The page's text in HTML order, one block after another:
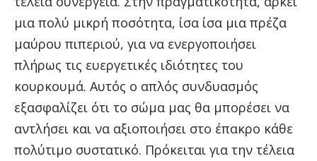
μια πολύ μικρή ποσότητα, ίσα ίσα μια πρέζα
μαύρου πιπεριού, για να ενεργοποιήσει
πλήρως τις ευεργετικές ιδιότητες του
κουρκουμά. Αυτός ο απλός συνδυασμός
εξασφαλίζει ότι το σώμα μας θα μπορέσει να
αντλήσει και να αξιοποιήσει στο έπακρο κάθε
πολύτιμο συστατικό. Πρόκειται για την τέλεια